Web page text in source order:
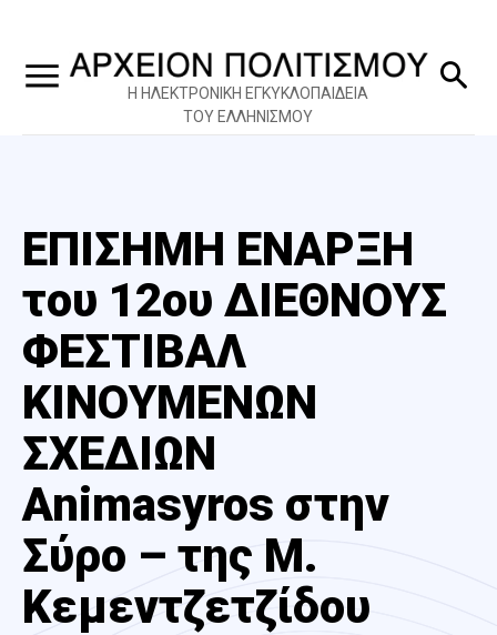
Η ΗΛΕΚΤΡΟΝΙΚΗ ΕΓΚΥΚΛΟΠΑΙΔΕΙΑ
ΤΟΥ ΕΛΛΗΝΙΣΜΟΥ
ΕΠΙΣΗΜΗ ΕΝΑΡΞΗ
του 12ου ΔΙΕΘΝΟΥΣ
ΦΕΣΤΙΒΑΛ
ΚΙΝΟΥΜΕΝΩΝ
ΣΧΕΔΙΩΝ
Animasyros στην
Σύρο – της Μ.
Κεμεντζετζίδου